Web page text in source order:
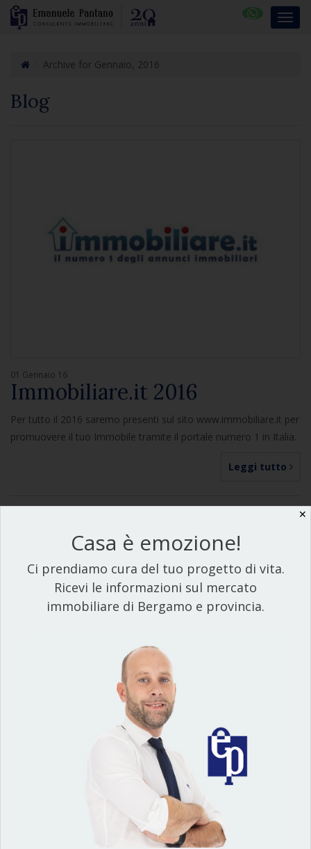
Archive for Gennaio, 2016
Blog
01 Gennaio 16
Immobiliare.it 2016
Per tutto il 2016 saremo presenti sul sito www.immobiliare.it per
promuovere il tuo Immobile tramite il portale numero 1 in Italia.
Leggi tutto
Resta aggiornato
Ricevi un alert quando pubblicherò qualche novità
Rispettiamo la tua privacy
Informativa Privacy
✕
Casa è emozione!
Ci prendiamo cura del tuo progetto di vita.
Ricevi le informazioni sul mercato
immobiliare di Bergamo e provincia.